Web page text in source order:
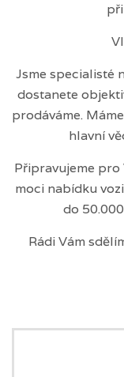
Jsme specialisté
dostanete
prodáváme.
hlavní
Připravujeme
moci nabídku
do
Rádi Vám